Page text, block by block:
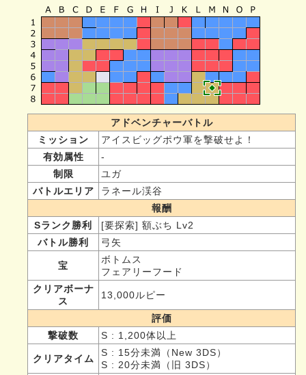
アドベンチャーバトル
ミッション
アイスビッグポウ軍を撃破せよ！
有効属性
-
制限
ユガ
バトルエリア
ラネール渓谷
報酬
Sランク勝利
[要探索] 額ぶち Lv2
バトル勝利
弓矢
宝
ボトムス
フェアリーフード
クリアボーナ
ス
13,000ルピー
評価
撃破数
S : 1,200体以上
クリアタイム
S : 15分未満（New 3DS）
S : 20分未満（旧 3DS）